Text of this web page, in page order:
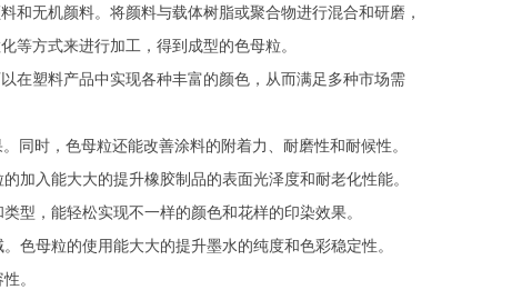
无机颜料。将颜料与载体树脂或聚合物进行混合和研磨，
等方式来进行加工，得到成型的色母粒。
塑料产品中实现各种丰富的颜色，从而满足多种市场需
时，色母粒还能改善涂料的附着力、耐磨性和耐候性。
入能大大的提升橡胶制品的表面光泽度和耐老化性能。
，能轻松实现不一样的颜色和花样的印染效果。
母粒的使用能大大的提升墨水的纯度和色彩稳定性。
。